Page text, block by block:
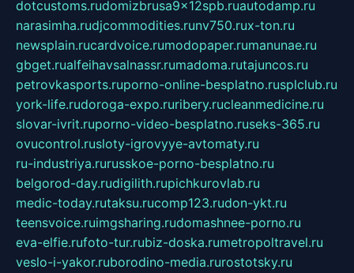
dotcustoms.rudomizbrusa9x12spb.ruautodamp.ru
narasimha.rudjcommodities.runv750.rux-ton.ru
newsplain.rucardvoice.rumodopaper.rumanunae.ru
gbget.rualfeihavsalnassr.rumadoma.rutajuncos.ru
petrovkasports.ruporno-online-besplatno.rusplclub.ru
york-life.rudoroga-expo.ruribery.rucleanmedicine.ru
slovar-ivrit.ruporno-video-besplatno.ruseks-365.ru
ovucontrol.rusloty-igrovyye-avtomaty.ru
ru-industriya.rurusskoe-porno-besplatno.ru
belgorod-day.rudigilith.rupichkurovlab.ru
medic-today.rutaksu.rucomp123.rudon-ykt.ru
teensvoice.ruimgsharing.rudomashnee-porno.ru
eva-elfie.rufoto-tur.rubiz-doska.rumetropoltravel.ru
veslo-i-yakor.ruborodino-media.rurostotsky.ru